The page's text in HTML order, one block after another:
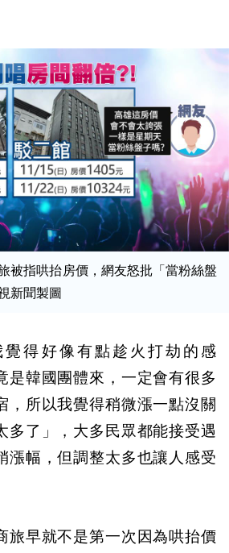
被指哄抬房價，網友怒批「當粉絲盤
新聞製圖
得好像有點趁火打劫的感
是韓國團體來，一定會有很多
，所以我覺得稍微漲一點沒關
多了」，大多民眾都能接受遇
漲幅，但調整太多也讓人感受
旅早就不是第一次因為哄抬價